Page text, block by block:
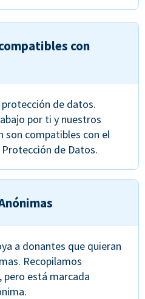
con
protección de datos.
por ti y nuestros
son compatibles con el
de Datos.
a donantes que quieran
Recopilamos
está marcada